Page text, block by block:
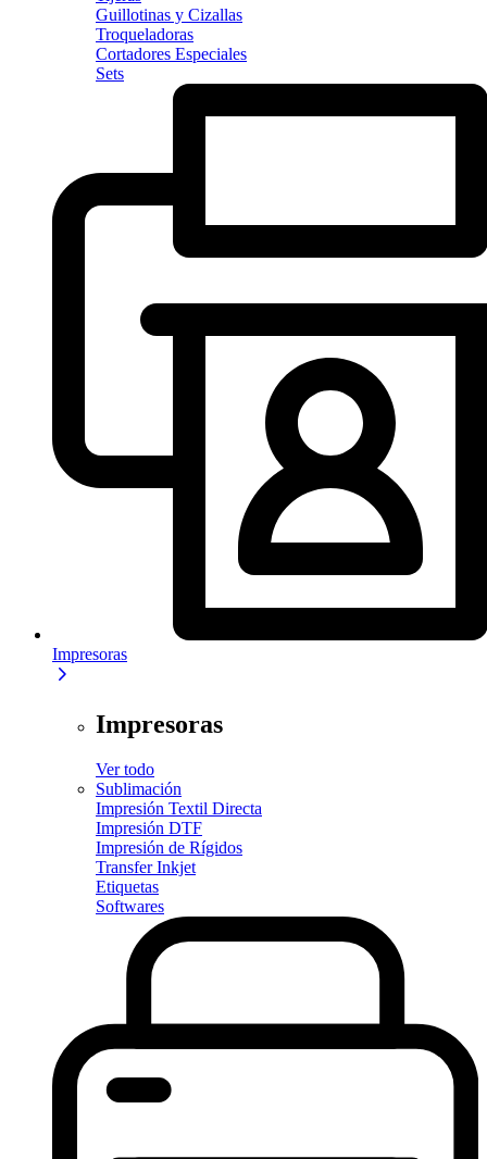
Guillotinas y Cizallas
Troqueladoras
Cortadores Especiales
Sets
Impresoras
Impresoras
Ver todo
Sublimación
Impresión Textil Directa
Impresión DTF
Impresión de Rígidos
Transfer Inkjet
Etiquetas
Softwares